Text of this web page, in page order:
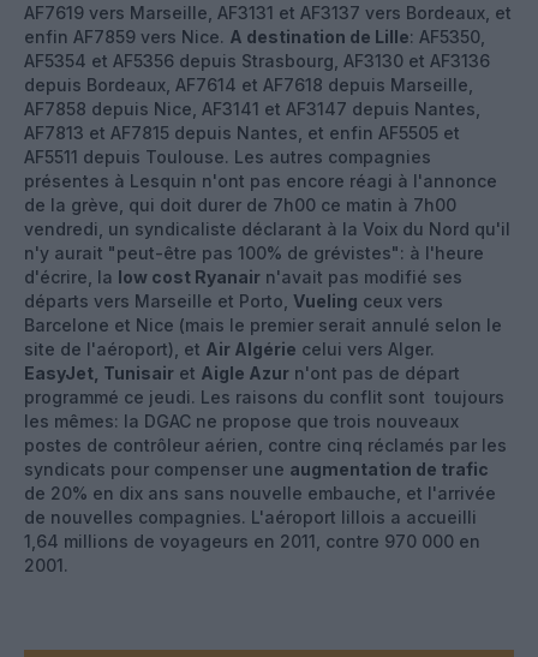
AF7619 vers Marseille, AF3131 et AF3137 vers Bordeaux, et
enfin AF7859 vers Nice. A destination de Lille: AF5350,
AF5354 et AF5356 depuis Strasbourg, AF3130 et AF3136
depuis Bordeaux, AF7614 et AF7618 depuis Marseille,
AF7858 depuis Nice, AF3141 et AF3147 depuis Nantes,
AF7813 et AF7815 depuis Nantes, et enfin AF5505 et
AF5511 depuis Toulouse. Les autres compagnies
présentes à Lesquin n'ont pas encore réagi à l'annonce
de la grève, qui doit durer de 7h00 ce matin à 7h00
vendredi, un syndicaliste déclarant à la Voix du Nord qu'il
n'y aurait "peut-être pas 100% de grévistes": à l'heure
d'écrire, la low cost Ryanair n'avait pas modifié ses
départs vers Marseille et Porto, Vueling ceux vers
Barcelone et Nice (mais le premier serait annulé selon le
site de l'aéroport), et Air Algérie celui vers Alger.
EasyJet, Tunisair et Aigle Azur n'ont pas de départ
programmé ce jeudi. Les raisons du conflit sont toujours
les mêmes: la DGAC ne propose que trois nouveaux
postes de contrôleur aérien, contre cinq réclamés par les
syndicats pour compenser une augmentation de trafic
de 20% en dix ans sans nouvelle embauche, et l'arrivée
de nouvelles compagnies. L'aéroport lillois a accueilli
1,64 millions de voyageurs en 2011, contre 970 000 en
2001.